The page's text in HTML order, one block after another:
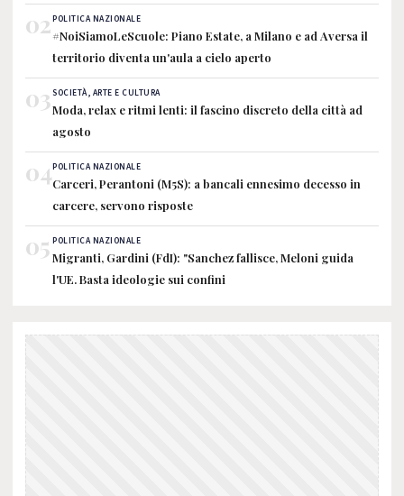
02POLITICA NAZIONALE
#NoiSiamoLeScuole: Piano Estate, a Milano e ad Aversa il
territorio diventa un'aula a cielo aperto
03SOCIETÀ, ARTE E CULTURA
Moda, relax e ritmi lenti: il fascino discreto della città ad
agosto
04POLITICA NAZIONALE
Carceri, Perantoni (M5S): a bancali ennesimo decesso in
carcere, servono risposte
05 POLITICA NAZIONALE
Migranti, Gardini (FdI): "Sanchez fallisce, Meloni guida
l'UE. Basta ideologie sui confini